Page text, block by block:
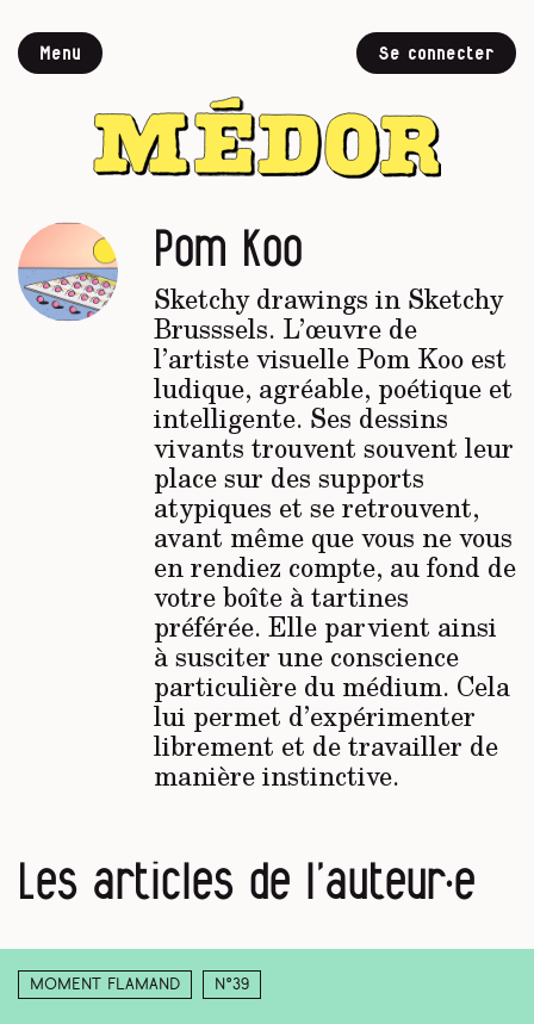
Menu Se connecter
Pom Koo
Sketchy drawings in Sketchy
Brusssels. L’œuvre de
l’artiste visuelle Pom Koo est
ludique, agréable, poétique et
intelligente. Ses dessins
vivants trouvent souvent leur
place sur des supports
atypiques et se retrouvent,
avant même que vous ne vous
en rendiez compte, au fond de
votre boîte à tartines
préférée. Elle parvient ainsi
à susciter une conscience
particulière du médium. Cela
lui permet d’expérimenter
librement et de travailler de
manière instinctive.
Les articles de l’auteur·e
Moment Flamand N°39